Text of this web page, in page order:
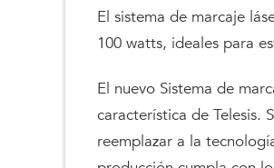
El sistema de marcaje
100 watts, ideales para
El nuevo Sistema de
característica de Telesis.
reemplazar a la